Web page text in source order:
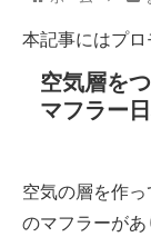
本記事にはプ
空気層を
マフラー
空気の層を作
のマフラーがあ